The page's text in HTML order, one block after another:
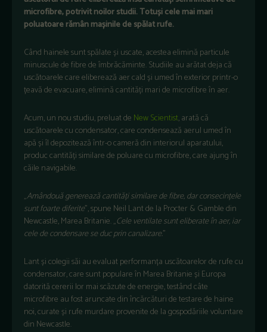
microfibre, potrivit noilor studii. Totuși cele mai mari
poluatoare rămân mașinile de spălat rufe.
Când hainele sunt spălate și uscate, acestea elimină particule
minuscule de fibre de îmbrăcăminte. Studiile au arătat deja că
uscătoarele care eliberează aer cald și umed în exterior printr-o
țeavă de evacuare, elimină cantități mari de microfibre în aer.
Acum, un nou studiu, preluat de New Scientist, arată că
uscătoarele cu condensator, care condensează aerul umed în
apă și îl depozitează într-o cameră din interiorul aparatului,
produc cantități similare de poluare cu microfibre, care ajung în
căile navigabile.
„Amândouă generează cantități similare de fibre, dar consecințele
sunt foarte diferite”, spune Neil Lant de la Procter & Gamble din
Newcastle, Marea Britanie. „Cele ventilate sunt eliberate în aer, iar
cele de condensare se duc prin canalizare.”
Lant și colegii săi au evaluat performanța uscătoarelor de rufe cu
condensator, care sunt populare în Marea Britanie și Europa
datorită cererii lor mai scăzute de energie, testând câte
microfibre au fost aruncate din încărcături de testare de haine
noi, curate și rufe murdare provenite de la gospodăriile voluntare
din Newcastle.